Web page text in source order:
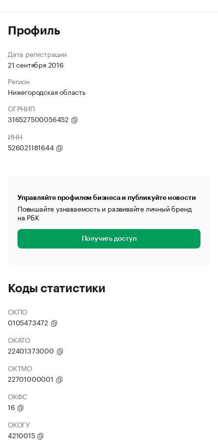
Профиль
Дата регистрации
21 сентября 2016
Регион
Нижегородская область
ОГРНИП
316527500056452
ИНН
526021181644
Управляйте профилем бизнеса и публикуйте новости
Повышайте узнаваемость и развивайте личный бренд
на РБК
Получить доступ
Коды статистики
ОКПО
0105473472
ОКАТО
22401373000
ОКТМО
22701000001
ОКФС
16
ОКОГУ
4210015